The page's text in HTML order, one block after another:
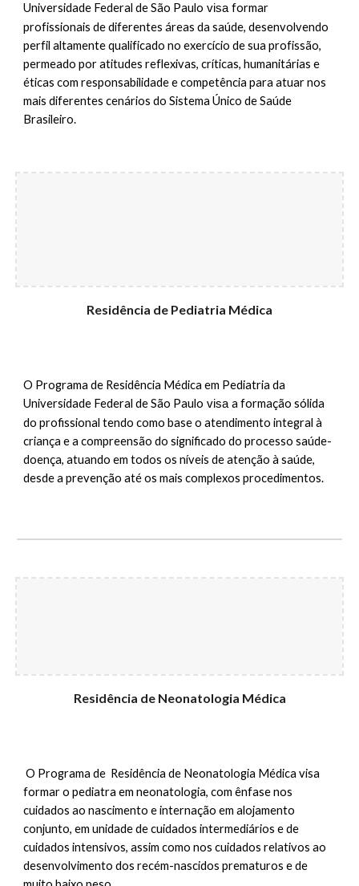
Universidade Federal de São Paulo visaformar
profissionais de diferentes áreas da saúde, desenvolvendo
perfil altamente qualificado no exercício de sua profissão,
permeado por atitudes reflexivas, críticas, humanitárias e
éticas com responsabilidade e competência para atuar nos
mais diferentes cenários do Sistema Único de Saúde
Brasileiro.
Residência de Pediatria Médica
O Programa de Residência Médica em Pediatria da
Universidade Federal de São Paulo visaa formação sólida
do profissional tendo como base o atendimento integral à
criança e a compreensão do significado do processo saúde-
doença, atuando em todos os níveis de atenção à saúde,
desde a prevenção até os mais complexos procedimentos.
Residência de Neonatologia Médica
O Programa de Residência de Neonatologia Médica visa
formar o pediatra em neonatologia, com ênfase nos
cuidados ao nascimento e internação em alojamento
conjunto, em unidade de cuidados intermediários e de
cuidados intensivos, assim como nos cuidados relativos ao
desenvolvimento dos recém-nascidos prematuros e de